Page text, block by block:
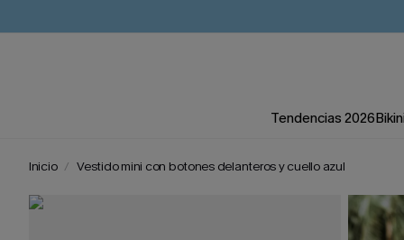
Tendencias 2026
Inicio Vestido mini con botones delanteros y cuello azul